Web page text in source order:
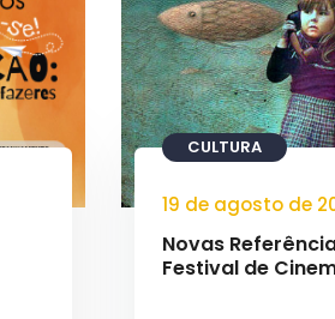
CULTURA
19 de agosto de
Novas
Festival de